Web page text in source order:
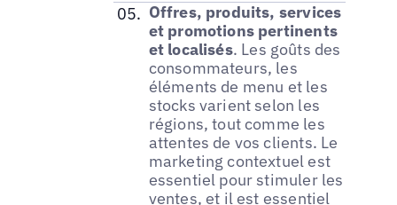
Offres, produits, services
et promotions pertinents
et localisés. Les goûts des
consommateurs, les
éléments de menu et les
stocks varient selon les
régions, tout comme les
attentes de vos clients. Le
marketing contextuel est
essentiel pour stimuler les
ventes, et il est essentiel